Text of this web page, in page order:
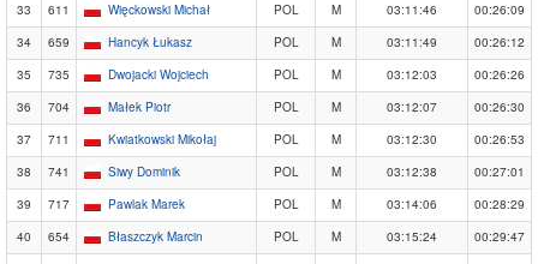
33
611 Więckowski Michał POL M 03:11:46
00:26:09
34
659 Hancyk Łukasz POL M 03:11:49
00:26:12
35
735 Dwojacki Wojciech POL M 03:12:03
00:26:26
36
704 Małek Piotr POL M 03:12:07
00:26:30
37
711 Kwiatkowski Mikołaj POL M 03:12:30
00:26:53
38
741 Siwy Dominik POL M 03:12:38
00:27:01
39
717 Pawlak Marek POL M 03:14:06
00:28:29
40
654 Błaszczyk Marcin POL M 03:15:24
00:29:47